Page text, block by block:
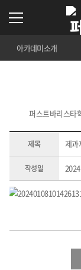
아카데미소개
퍼스트바리스타
제목 제과
작성일